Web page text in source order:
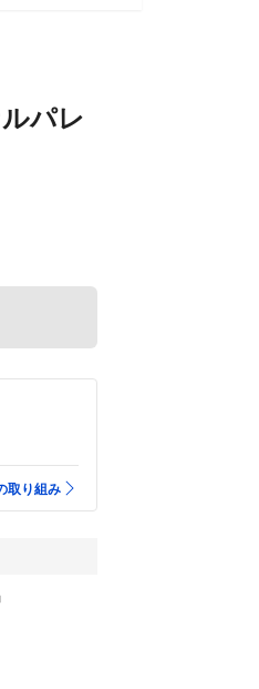
パレ
取り組み